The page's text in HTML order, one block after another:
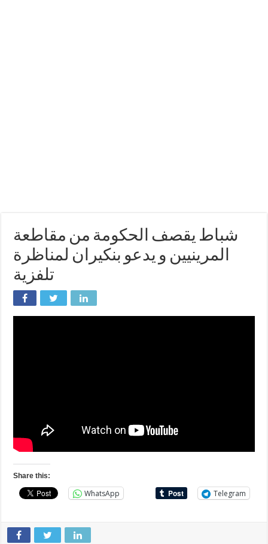
شباط يقصف الحكومة من مقاطعة
المرينيين و يدعو بنكيران لمناظرة
تلفزية
Share this:
WhatsApp Telegram